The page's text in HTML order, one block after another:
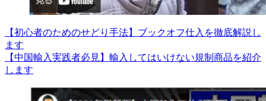
【初心者のためのせどり手法】ブックオフ仕入を徹底解説し
ます
【中国輸入実践者必見】輸入してはいけない規制商品を紹介
します